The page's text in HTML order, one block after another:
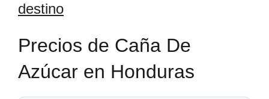
destino
Precios de Caña De
Azúcar en Honduras